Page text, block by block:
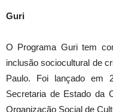
Guri
O Programa Guri tem
inclusão sociocultural de
Paulo. Foi lançado em
Secretaria de Estado da
Organização Social de